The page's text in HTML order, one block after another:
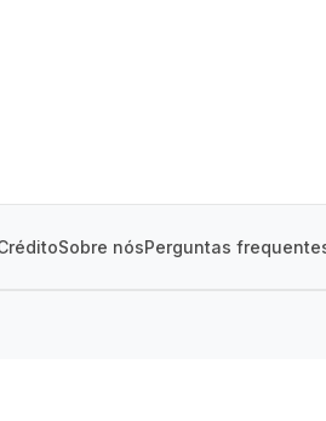
Sobre nósPerguntas